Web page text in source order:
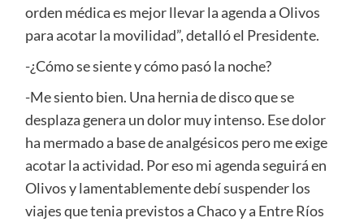
orden médica es mejor llevar la agenda a Olivos
para acotar la movilidad”, detalló el Presidente.
-¿Cómo se siente y cómo pasó la noche?
-Me siento bien. Una hernia de disco que se
desplaza genera un dolor muy intenso. Ese dolor
ha mermado a base de analgésicos pero me exige
acotar la actividad. Por eso mi agenda seguirá en
Olivos y lamentablemente debí suspender los
viajes que tenia previstos a Chaco y a Entre Ríos